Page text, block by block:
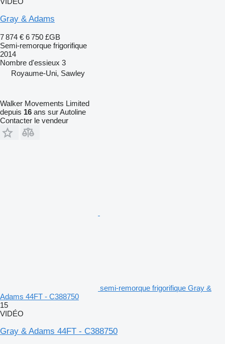
Gray & Adams
7 874 € 6 750 £GB
Semi-remorque frigorifique
2014
Nombre d'essieux 3
Royaume-Uni, Sawley
Walker Movements Limited
depuis 16 ans sur Autoline
Contacter le vendeur
semi-remorque frigorifique Gray &
Adams 44FT - C388750
15
VIDÉO
Gray & Adams 44FT - C388750